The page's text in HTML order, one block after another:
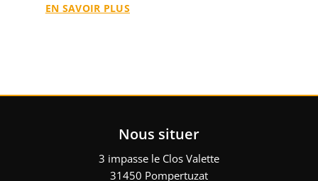
EN SAVOIR PLUS
Nous situer
3 impasse le Clos Valette
31450 Pompertuzat